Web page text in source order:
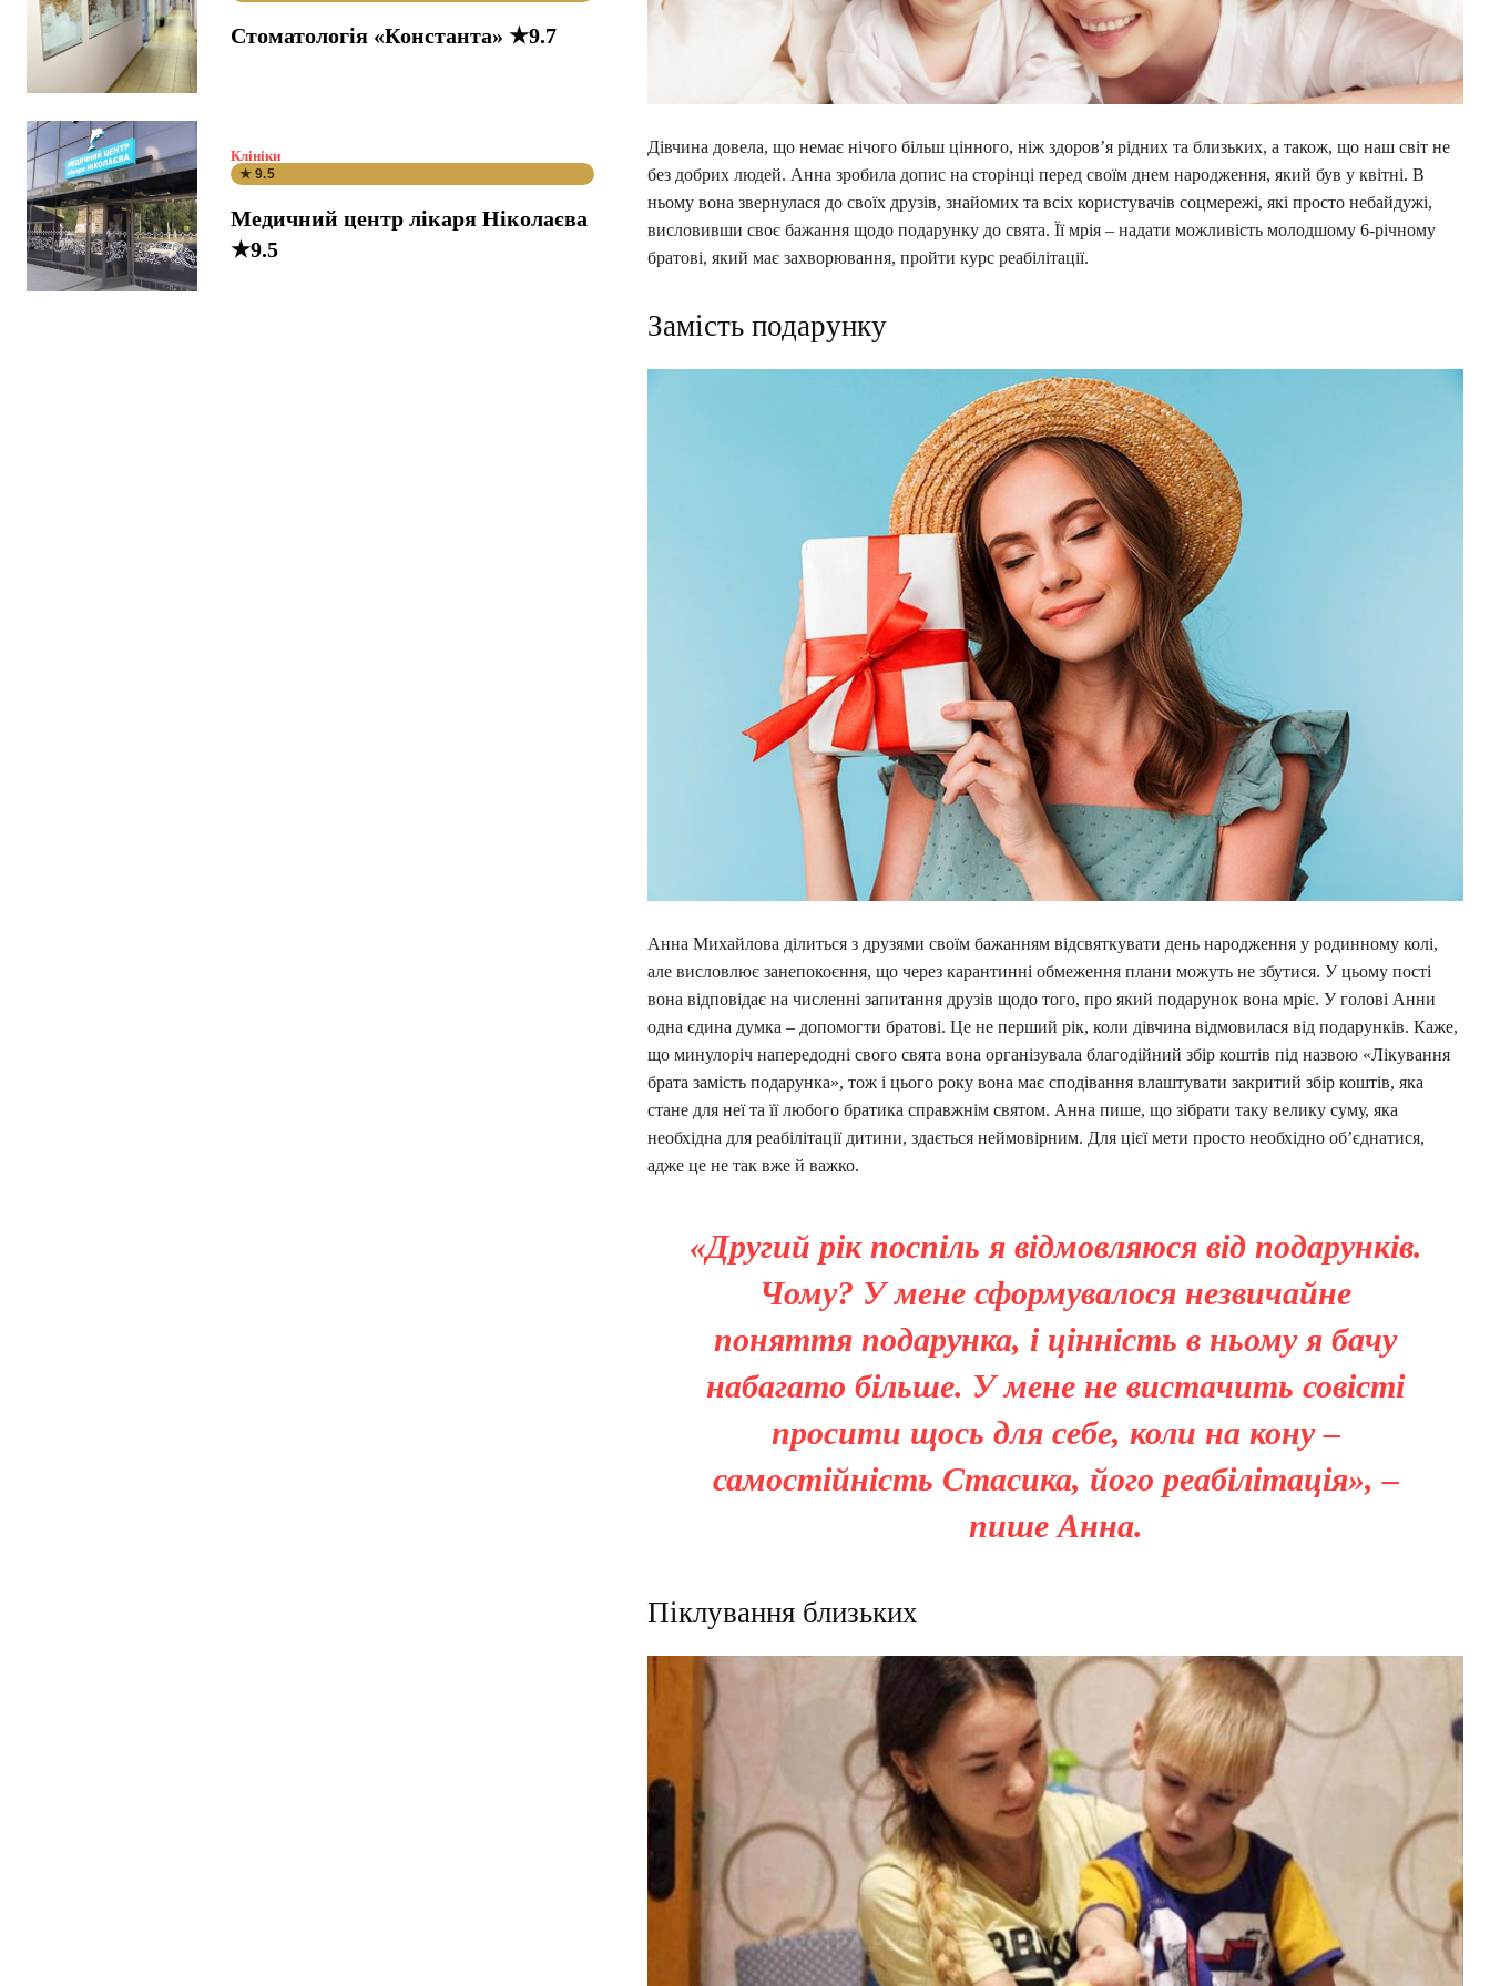
Стоматологія «Константа» ★9.7
Клініки
★ 9.5
Медичний центр лікаря Ніколаєва
★9.5
Дівчина довела, що немає нічого більш цінного, ніж здоров’я рідних та близьких, а також, що наш світ не
без добрих людей. Анна зробила допис на сторінці перед своїм днем народження, який був у квітні. В
ньому вона звернулася до своїх друзів, знайомих та всіх користувачів соцмережі, які просто небайдужі,
висловивши своє бажання щодо подарунку до свята. Її мрія – надати можливість молодшому 6-річному
братові, який має захворювання, пройти курс реабілітації.
Замість подарунку
Анна Михайлова ділиться з друзями своїм бажанням відсвяткувати день народження у родинному колі,
але висловлює занепокоєння, що через карантинні обмеження плани можуть не збутися. У цьому пості
вона відповідає на численні запитання друзів щодо того, про який подарунок вона мріє. У голові Анни
одна єдина думка – допомогти братові. Це не перший рік, коли дівчина відмовилася від подарунків. Каже,
що минулоріч напередодні свого свята вона організувала благодійний збір коштів під назвою «Лікування
брата замість подарунка», тож і цього року вона має сподівання влаштувати закритий збір коштів, яка
стане для неї та її любого братика справжнім святом. Анна пише, що зібрати таку велику суму, яка
необхідна для реабілітації дитини, здається неймовірним. Для цієї мети просто необхідно об’єднатися,
адже це не так вже й важко.
«Другий рік поспіль я відмовляюся від подарунків.
Чому? У мене сформувалося незвичайне
поняття подарунка, і цінність в ньому я бачу
набагато більше. У мене не вистачить совісті
просити щось для себе, коли на кону –
самостійність Стасика, його реабілітація», –
пише Анна.
Піклування близьких